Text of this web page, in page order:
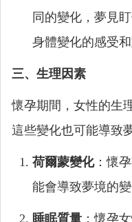
同的變化，夢見
身體變化的感受
三、生理因素
懷孕期間，女性的生
這些變化也可能導致
荷爾蒙變化：懷
能會導致夢境的變
睡眠質量 ：懷孕